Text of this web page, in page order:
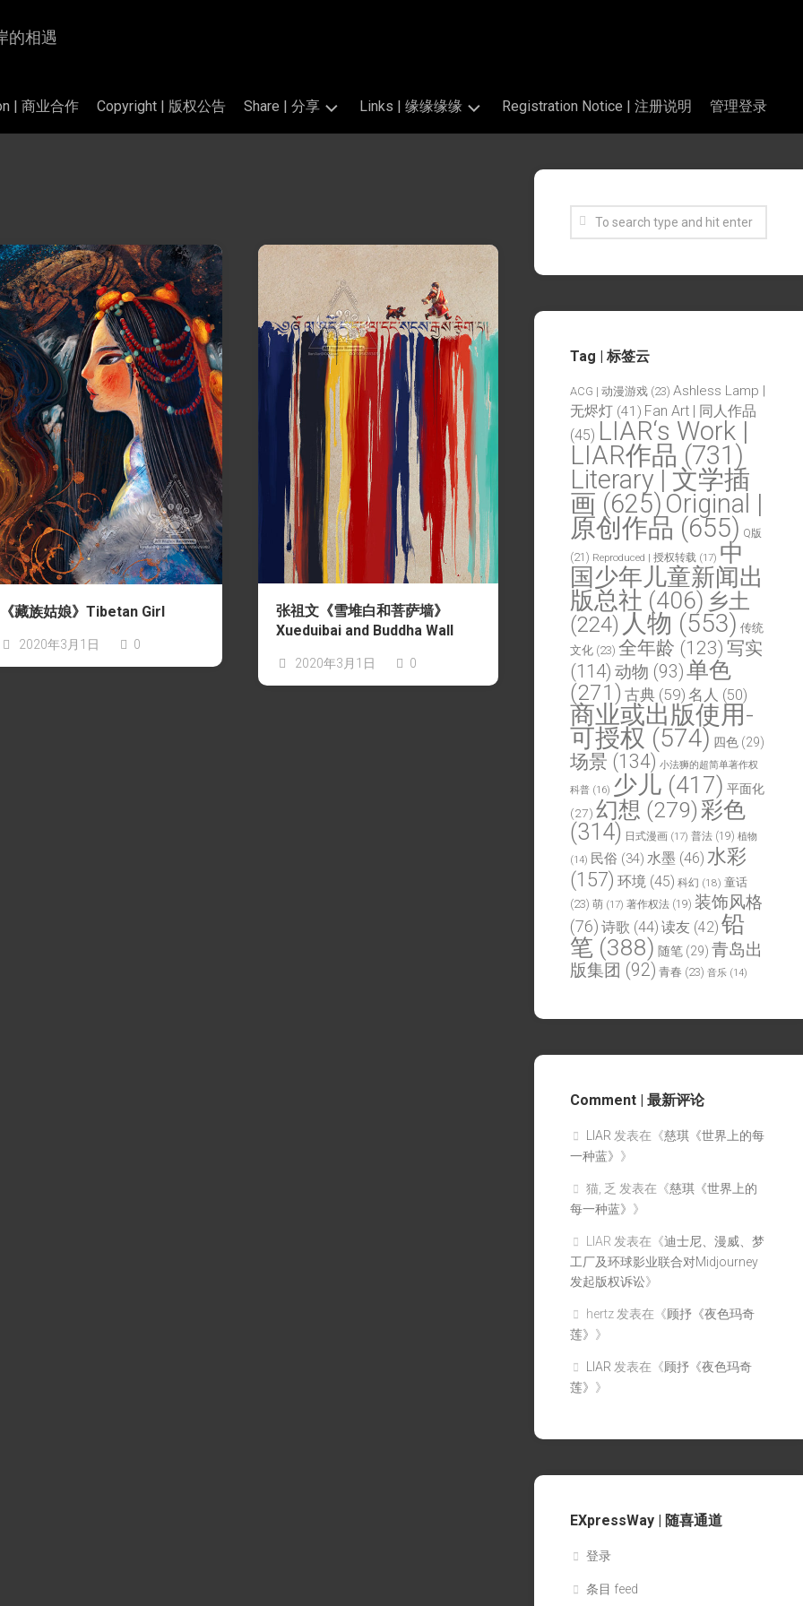
的相遇
| 商业合作 Copyright | 版权公告 Share | 分享
Translation
翻
Perfume
Salon
Reproduced
Links | 缘缘缘缘
标
准
和
公
开
素
材
Registration Notice | 注册说明 管理登录
《藏族姑娘》Tibetan Girl
2020年3月1日 0
张祖文《雪堆白和菩萨墙》
Xueduibai and Buddha Wall
2020年3月1日 0
Tag | 标签云
ACG | 动漫游戏 (23) Ashless Lamp |
无烬灯 (41) Fan Art | 同人作品
(45) LIAR‘s Work |
LIAR作品 (731)
Literary | 文学插
画 (625) Original |
原创作品 (655) Q版
(21) Reproduced | 授权转载 (17) 中
国少年儿童新闻出
版总社 (406) 乡土
(224) 人物 (553) 传统
文化 (23) 全年龄 (123) 写实
(114) 动物 (93)单色
(271) 古典 (59) 名人 (50)
商业或出版使用-
可授权 (574) 四色 (29)
场景 (134) 小法狮的超简单著作权
科普 (16) 少儿 (417) 平面化
(27) 幻想 (279)彩色
(314) 日式漫画 (17) 普法 (19) 植物
(14) 民俗 (34) 水墨 (46) 水彩
(157) 环境 (45) 科幻 (18) 童话
(23) 萌 (17) 著作权法 (19) 装饰风格
(76) 诗歌 (44) 读友 (42) 铅
笔 (388) 随笔 (29) 青岛出
版集团 (92) 青春 (23) 音乐 (14)
Comment | 最新评论
LIAR 发表在《慈琪《世界上的每
一种蓝》 》
猫, 乏 发表在《慈琪《世界上的
每一种蓝》 》
LIAR 发表在《迪士尼、漫威、梦
工厂及环球影业联合对Midjourney
发起版权诉讼》
hertz 发表在《顾抒《夜色玛奇
莲》 》
LIAR 发表在《顾抒《夜色玛奇
莲》 》
EXpressWay | 随喜通道
登录
条目 feed